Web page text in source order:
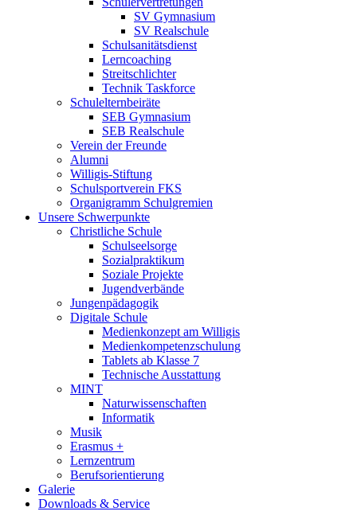
SV Gymnasium
SV Realschule
Schulsanitätsdienst
Lerncoaching
Streitschlichter
Technik Taskforce
Schulelternbeiräte
SEB Gymnasium
SEB Realschule
Verein der Freunde
Alumni
Willigis-Stiftung
Schulsportverein FKS
Organigramm Schulgremien
Unsere Schwerpunkte
Christliche Schule
Schulseelsorge
Sozialpraktikum
Soziale Projekte
Jugendverbände
Jungenpädagogik
Digitale Schule
Medienkonzept am Willigis
Medienkompetenzschulung
Tablets ab Klasse 7
Technische Ausstattung
MINT
Naturwissenschaften
Informatik
Musik
Erasmus +
Lernzentrum
Berufsorientierung
Galerie
Downloads & Service